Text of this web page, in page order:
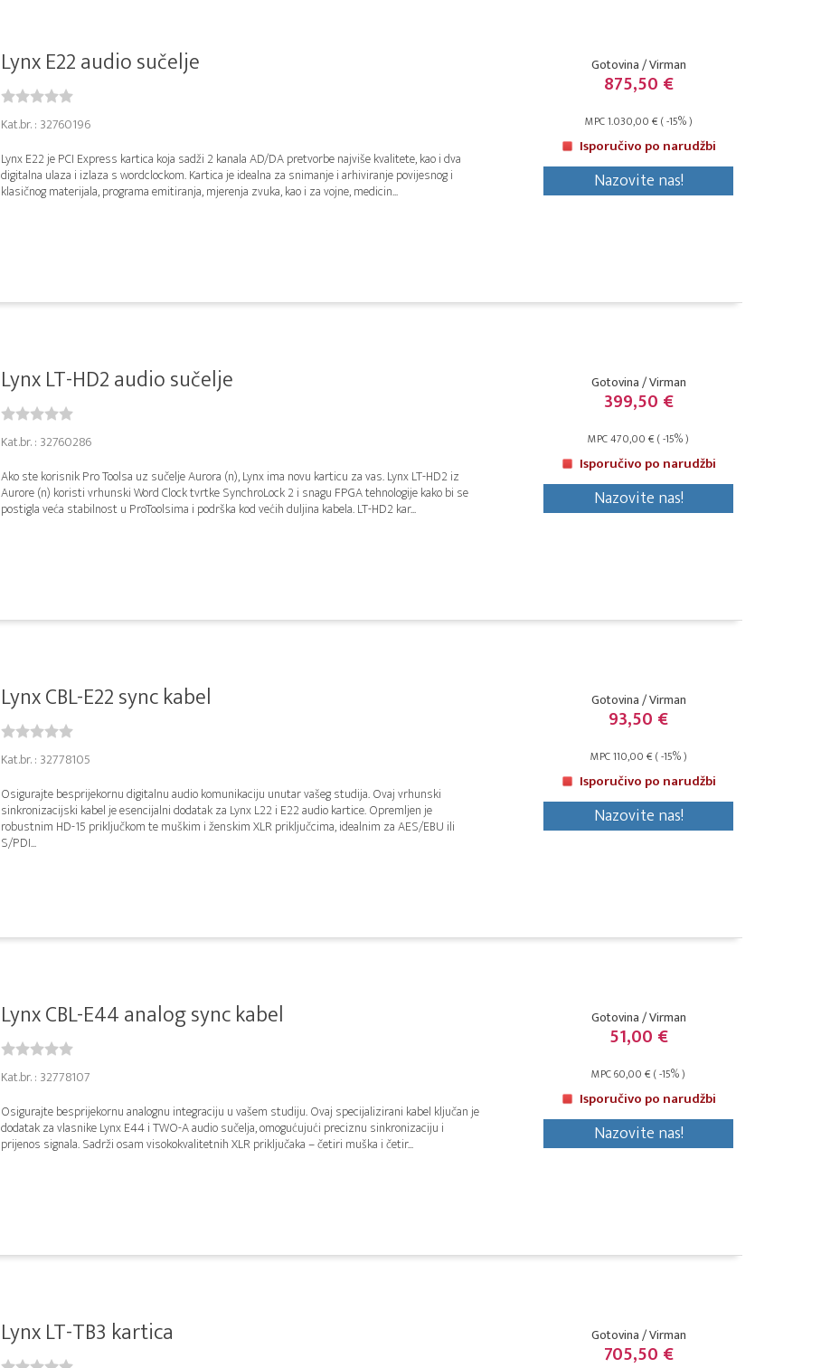
Lynx E22 audio sučelje
Kat.br. : 32760196
Lynx E22 je PCI Express kartica koja sadži 2 kanala AD/DA pretvorbe najviše kvalitete, kao i dva
digitalna ulaza i izlaza s wordclockom. Kartica je idealna za snimanje i arhiviranje povijesnog i
klasičnog materijala, programa emitiranja, mjerenja zvuka, kao i za vojne, medicin...
Gotovina / Virman
875,50 €
MPC 1.030,00 € ( -15% )
Isporučivo po narudžbi
Nazovite nas!
Lynx LT-HD2 audio sučelje
Kat.br. : 32760286
Ako ste korisnik Pro Toolsa uz sučelje Aurora (n), Lynx ima novu karticu za vas. Lynx LT-HD2 iz
Aurore (n) koristi vrhunski Word Clock tvrtke SynchroLock 2 i snagu FPGA tehnologije kako bi se
postigla veća stabilnost u ProToolsima i podrška kod većih duljina kabela. LT-HD2 kar...
Gotovina / Virman
399,50 €
MPC 470,00 € ( -15% )
Isporučivo po narudžbi
Nazovite nas!
Lynx CBL-E22 sync kabel
Kat.br. : 32778105
Osigurajte besprijekornu digitalnu audio komunikaciju unutar vašeg studija. Ovaj vrhunski
sinkronizacijski kabel je esencijalni dodatak za Lynx L22 i E22 audio kartice. Opremljen je
robustnim HD-15 priključkom te muškim i ženskim XLR priključcima, idealnim za AES/EBU ili
S/PDI...
Gotovina / Virman
93,50 €
MPC 110,00 € ( -15% )
Isporučivo po narudžbi
Nazovite nas!
Lynx CBL-E44 analog sync kabel
Kat.br. : 32778107
Osigurajte besprijekornu analognu integraciju u vašem studiju. Ovaj specijalizirani kabel ključan je
dodatak za vlasnike Lynx E44 i TWO-A audio sučelja, omogućujući preciznu sinkronizaciju i
prijenos signala. Sadrži osam visokokvalitetnih XLR priključaka – četiri muška i četir...
Gotovina / Virman
51,00 €
MPC 60,00 € ( -15% )
Isporučivo po narudžbi
Nazovite nas!
Lynx LT-TB3 kartica Gotovina / Virman
705,50 €